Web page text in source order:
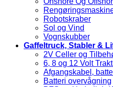
Robotskraber
Sol og Vind
Vognskubber
Gaffeltruck, Stabler &
2V Celler og
6, 8 og 12 Volt
Afgangskabel,
Batteri overvågning